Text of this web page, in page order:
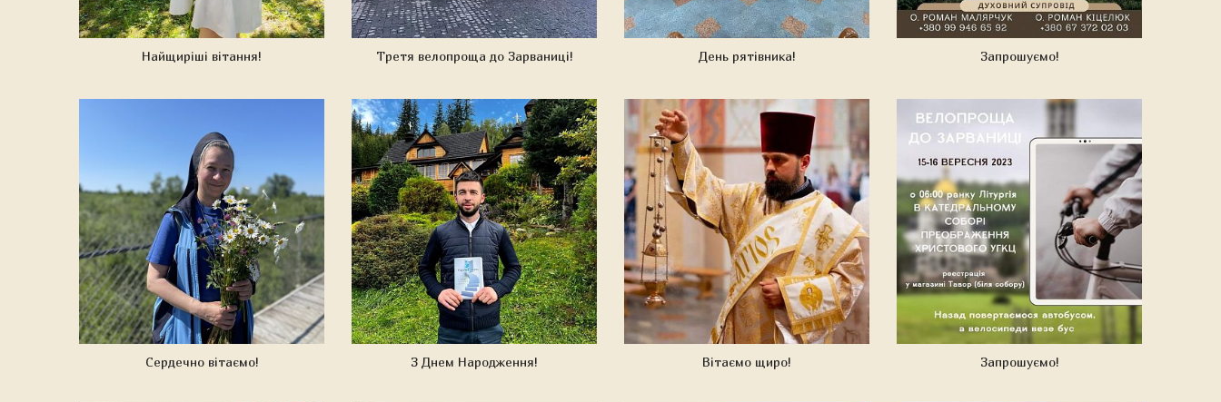
Найщиріші вітання! Третя велопроща до Зарваниці! День рятівника! Запрошуємо!
Сердечно вітаємо! З Днем Народження! Вітаємо щиро! Запрошуємо!